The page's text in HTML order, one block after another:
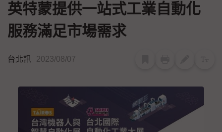
英特蒙提供一站式工業自動化
服務滿足市場需求
台北訊 2023/08/07